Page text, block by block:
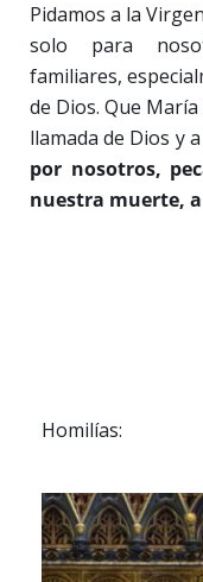
Pidamos a la
solo para
familiares,
de Dios. Que
llamada de Dios y
por nosotros,
nuestra muerte,
Homilías: